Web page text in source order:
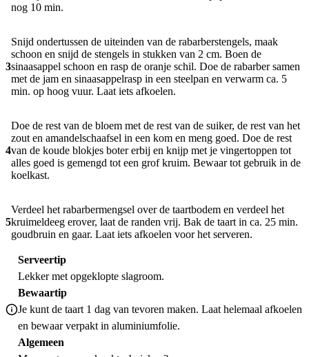
nog 10 min.
3
Snijd ondertussen de uiteinden van de rabarberstengels, maak
schoon en snijd de stengels in stukken van 2 cm. Boen de
sinaasappel schoon en rasp de oranje schil. Doe de rabarber samen
met de jam en sinaasappelrasp in een steelpan en verwarm ca. 5
min. op hoog vuur. Laat iets afkoelen.
4
Doe de rest van de bloem met de rest van de suiker, de rest van het
zout en amandelschaafsel in een kom en meng goed. Doe de rest
van de koude blokjes boter erbij en knijp met je vingertoppen tot
alles goed is gemengd tot een grof kruim. Bewaar tot gebruik in de
koelkast.
5
Verdeel het rabarbermengsel over de taartbodem en verdeel het
kruimeldeeg erover, laat de randen vrij. Bak de taart in ca. 25 min.
goudbruin en gaar. Laat iets afkoelen voor het serveren.
Serveertip
Lekker met opgeklopte slagroom.
Bewaartip
Je kunt de taart 1 dag van tevoren maken. Laat helemaal afkoelen
en bewaar verpakt in aluminiumfolie.
Algemeen